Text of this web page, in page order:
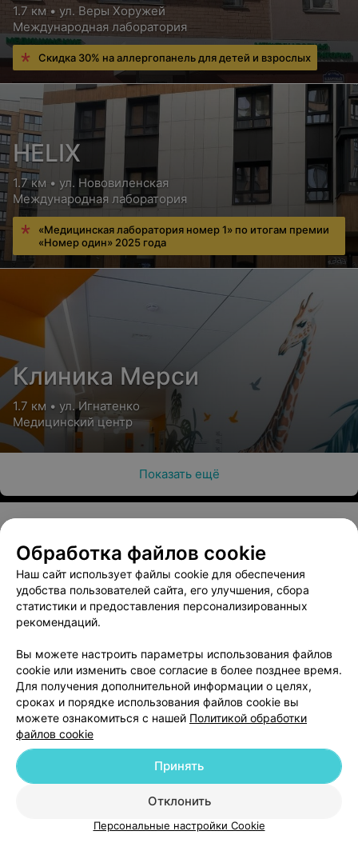
1.7 км • ул. Веры Хоружей
Международная лаборатория
Скидка 30% на аллергопанель для детей и взрослых
HELIX
1.7 км • ул. Нововиленская
Международная лаборатория
«Медицинская лаборатория номер 1» по итогам премии
«Номер один» 2025 года
Клиника Мерси
1.7 км • ул. Игнатенко
Медицинский центр
Показать ещё
О проекте Новости проекта
Размещение рекламы
Медицинский маркетинг
Публичный договор
Пользовательское соглашение
Способы оплаты
Написать в поддержку
Персональные настройки cookie
Обработка персональных данных
© 2026 ООО «Артокс Лаб», УНП 191700409| 220012, Республика Беларусь,
ВЫ ВЛАДЕЛЕЦ?
Обработка файлов cookie
Наш сайт использует файлы cookie для обеспечения
удобства пользователей сайта, его улучшения, сбора
статистики и предоставления персонализированных
рекомендаций.
Вы можете настроить параметры использования файлов
cookie или изменить свое согласие в более позднее время.
Для получения дополнительной информации о целях,
сроках и порядке использования файлов cookie вы
можете ознакомиться с нашей Политикой обработки
файлов cookie
Отклонить
Принять
Персональные настройки Cookie